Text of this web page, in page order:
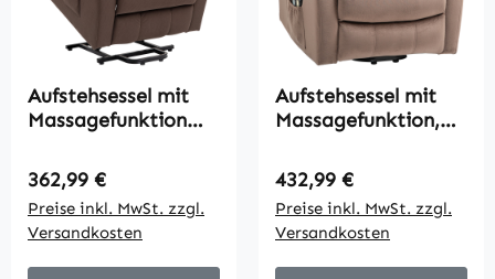
Aufstehsessel mit
Massagefunktion
Recliner-Sessel mit
Fernbedienungen
und Seitentaschen,
Dunkelbraun
Regulärer Preis:
362,99 €
Preise inkl. MwSt. zzgl.
Versandkosten
Aufstehsessel mit
Massagefunktion,
Braun
Regulärer Preis:
432,99 €
Preise inkl. MwSt. zzgl.
Versandkosten